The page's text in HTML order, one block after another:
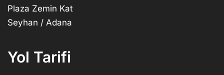
Plaza Zemin Kat
Seyhan / Adana
Yol Tarifi